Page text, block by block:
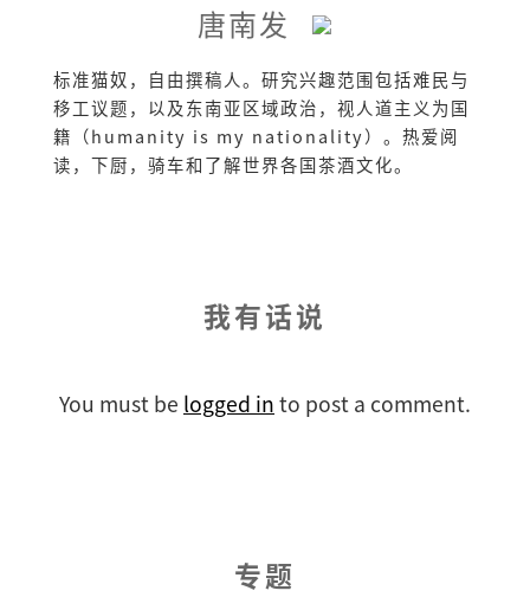
唐南发
标准猫奴，自由撰稿人。研究兴趣范围包括难民与
移工议题，以及东南亚区域政治，视人道主义为国
籍（humanity is my nationality）。热爱阅
读，下厨，骑车和了解世界各国茶酒文化。
我有话说
You must be logged in to post a comment.
专题